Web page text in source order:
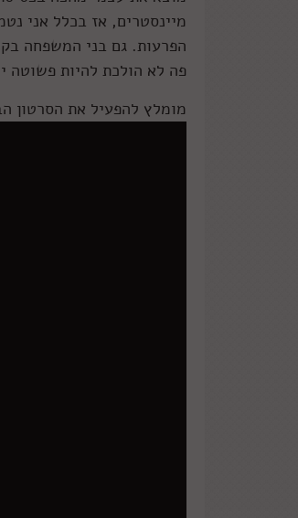
מיינסטרים, אז בכלל אני
הפרעות. גם בני המשפחה
פה לא הולכת להיות פשוטה
מומלץ להפעיל את הסרטון